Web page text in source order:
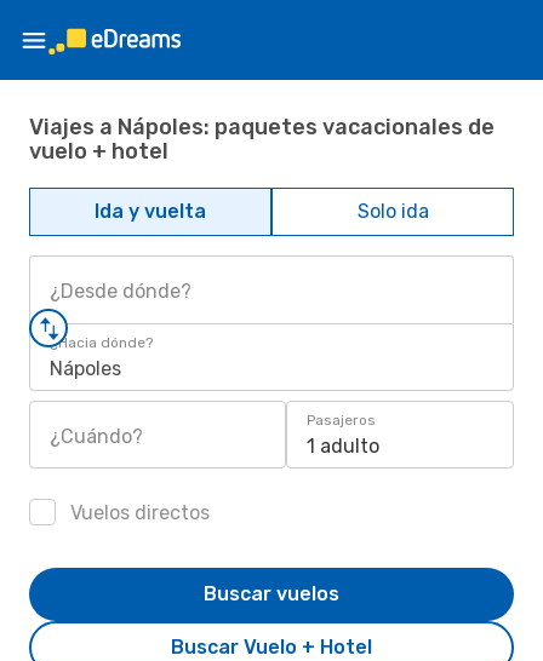
Viajes a Nápoles: paquetes vacacionales de
vuelo + hotel
Ida y vuelta Solo ida
¿Desde dónde?
¿Hacia dónde?
Nápoles
¿Cuándo?
Pasajeros
1 adulto
Vuelos directos
Buscar Vuelo + Hotel
Buscar vuelos